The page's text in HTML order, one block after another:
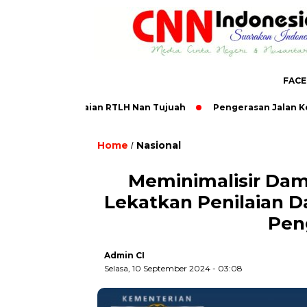
Penyelesaian RTLH Nan Tujuah Pengerasan Jalan Kelok
Home / Nasional
Meminimalisir
Lekatkan Penilaian
Admin CI
Selasa, 10 September 2024 - 03:08